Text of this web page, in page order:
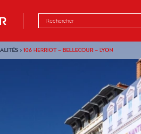
›106 HERRIOT – BELLECOUR – LYON